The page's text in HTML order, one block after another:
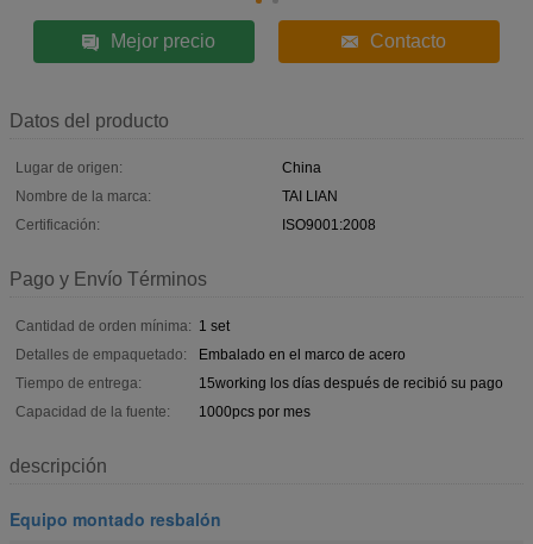
Mejor precio Contacto
Datos del producto
Lugar de origen:
China
Nombre de la marca:
TAI LIAN
Certificación:
ISO9001:2008
Pago y Envío Términos
Cantidad de orden mínima: 1 set
Detalles de empaquetado:
Embalado en el marco de acero
Tiempo de entrega:
15working los días después de recibió su pago
Capacidad de la fuente:
1000pcs por mes
descripción
Equipo montado resbalón